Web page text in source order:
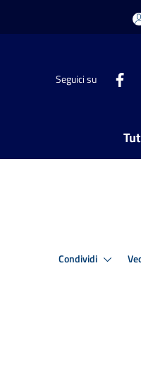
Seguici su
Condividi